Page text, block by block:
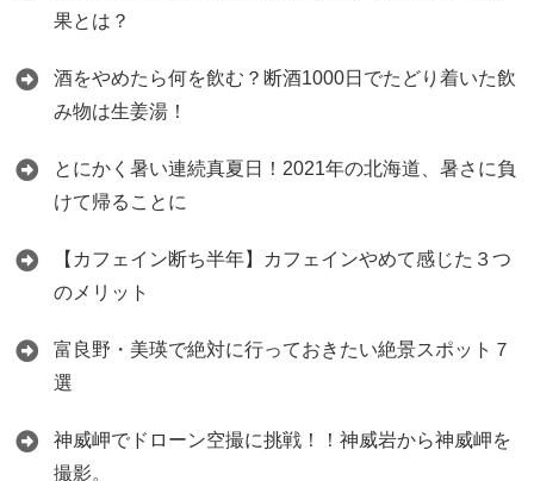
果とは？
酒をやめたら何を飲む？断酒1000日でたどり着いた飲
み物は生姜湯！
とにかく暑い連続真夏日！2021年の北海道、暑さに負
けて帰ることに
【カフェイン断ち半年】カフェインやめて感じた３つ
のメリット
富良野・美瑛で絶対に行っておきたい絶景スポット７
選
神威岬でドローン空撮に挑戦！！神威岩から神威岬を
撮影。